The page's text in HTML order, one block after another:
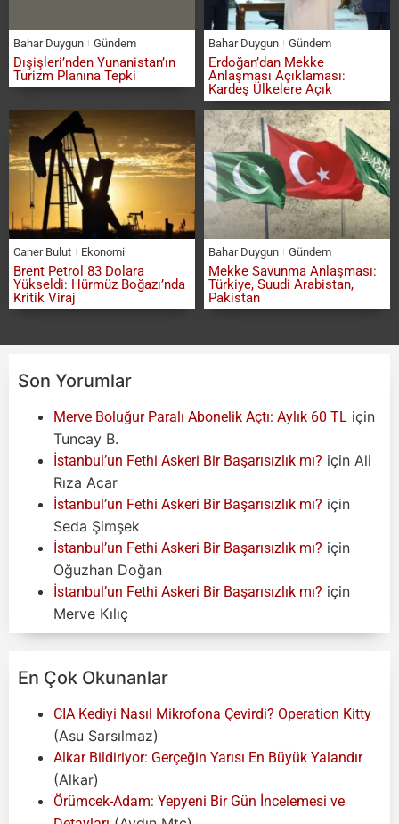
Bahar Duygun Gündem
Dışişleri’nden Yunanistan’ın
Turizm Planına Tepki
Bahar Duygun Gündem
Erdoğan’dan Mekke
Anlaşması Açıklaması:
Kardeş Ülkelere Açık
Caner Bulut Ekonomi
Brent Petrol 83 Dolara
Yükseldi: Hürmüz Boğazı’nda
Kritik Viraj
Bahar Duygun Gündem
Mekke Savunma Anlaşması:
Türkiye, Suudi Arabistan,
Pakistan
Son Yorumlar
Merve Boluğur Paralı Abonelik Açtı: Aylık 60 TL için
Tuncay B.
İstanbul’un Fethi Askeri Bir Başarısızlık mı? için Ali
Rıza Acar
İstanbul’un Fethi Askeri Bir Başarısızlık mı? için
Seda Şimşek
İstanbul’un Fethi Askeri Bir Başarısızlık mı? için
Oğuzhan Doğan
İstanbul’un Fethi Askeri Bir Başarısızlık mı? için
Merve Kılıç
En Çok Okunanlar
CIA Kediyi Nasıl Mikrofona Çevirdi? Operation Kitty
(Asu Sarsılmaz)
Alkar Bildiriyor: Gerçeğin Yarısı En Büyük Yalandır
(Alkar)
Örümcek-Adam: Yepyeni Bir Gün İncelemesi ve